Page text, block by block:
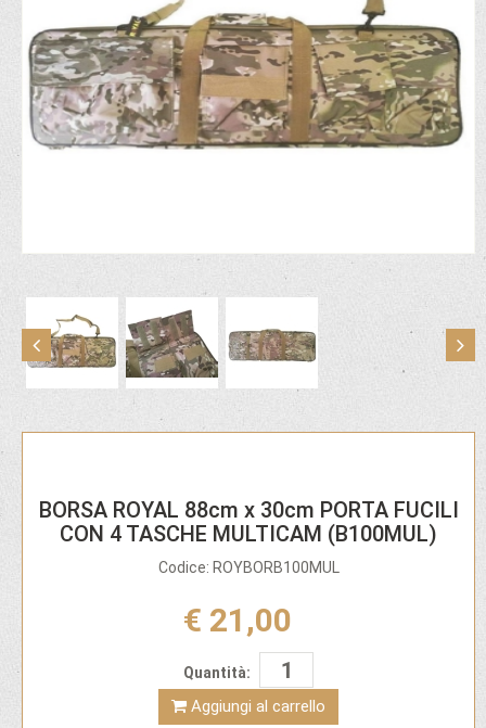
BORSA ROYAL 88cm x 30cm PORTA FUCILI
CON 4 TASCHE MULTICAM (B100MUL)
Codice: ROYBORB100MUL
€ 21,00
Quantità:
Aggiungi al carrello